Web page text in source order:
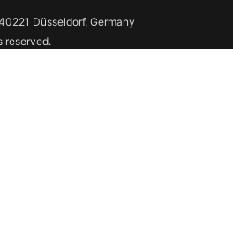
Düsseldorf, Germany
reserved.